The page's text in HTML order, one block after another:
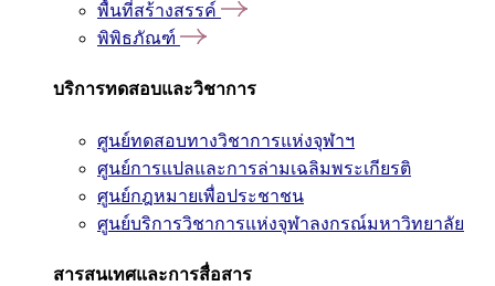
พื้นที่สร้างสรรค์
พิพิธภัณฑ์
บริการทดสอบและวิชาการ
ศูนย์ทดสอบทางวิชาการแห่งจุฬาฯ
ศูนย์การแปลและการล่ามเฉลิมพระเกียรติ
ศูนย์กฎหมายเพื่อประชาชน
ศูนย์บริการวิชาการแห่งจุฬาลงกรณ์มหาวิทยาลัย
สารสนเทศและการสื่อสาร